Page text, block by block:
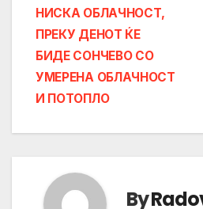
НИСКА ОБЛАЧНОСТ,
ПРЕКУ ДЕНОТ ЌЕ
БИДЕ СОНЧЕВО СО
УМЕРЕНА ОБЛАЧНОСТ
И ПОТОПЛО
By